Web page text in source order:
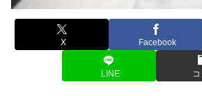
X Facebook
LINE